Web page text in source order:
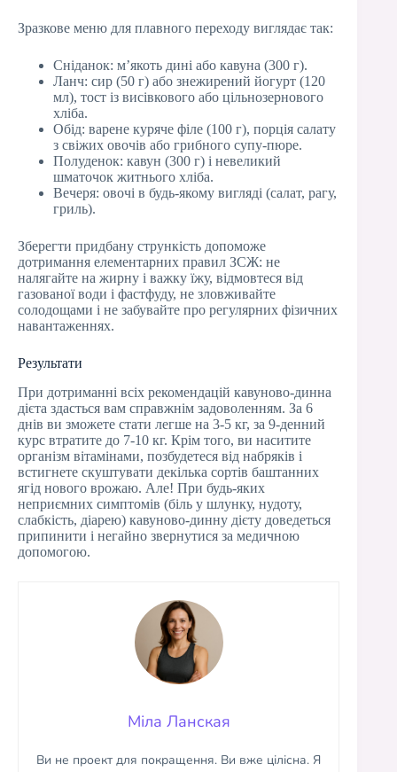
Зразкове меню для плавного переходу виглядає так:
Сніданок: м’якоть дині або кавуна (300 г).
Ланч: сир (50 г) або знежирений йогурт (120
мл), тост із висівкового або цільнозернового
хліба.
Обід: варене куряче філе (100 г), порція салату
з свіжих овочів або грибного супу-пюре.
Полуденок: кавун (300 г) і невеликий
шматочок житнього хліба.
Вечеря: овочі в будь-якому вигляді (салат, рагу,
гриль).
Зберегти придбану стрункість допоможе
дотримання елементарних правил ЗСЖ: не
налягайте на жирну і важку їжу, відмовтеся від
газованої води і фастфуду, не зловживайте
солодощами і не забувайте про регулярних фізичних
навантаженнях.
Результати
При дотриманні всіх рекомендацій кавуново-динна
дієта здасться вам справжнім задоволенням. За 6
днів ви зможете стати легше на 3-5 кг, за 9-денний
курс втратите до 7-10 кг. Крім того, ви наситите
організм вітамінами, позбудетеся від набряків і
встигнете скуштувати декілька сортів баштанних
ягід нового врожаю. Але! При будь-яких
неприємних симптомів (біль у шлунку, нудоту,
слабкість, діарею) кавуново-динну дієту доведеться
припинити і негайно звернутися за медичною
допомогою.
Міла Ланская
Ви не проект для покращення. Ви вже цілісна. Я